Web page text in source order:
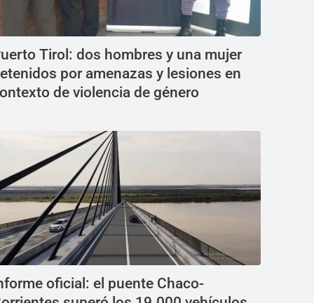
Tirol: dos hombres y una mujer
por amenazas y lesiones en
de violencia de género
oficial: el puente Chaco-